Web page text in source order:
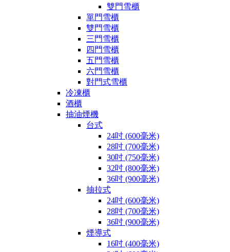
雙門雪櫃
單門雪櫃
雙門雪櫃
三門雪櫃
四門雪櫃
五門雪櫃
六門雪櫃
對門式雪櫃
冷凍櫃
酒櫃
抽油煙機
台式
24吋 (600毫米)
28吋 (700毫米)
30吋 (750毫米)
32吋 (800毫米)
36吋 (900毫米)
抽拉式
24吋 (600毫米)
28吋 (700毫米)
36吋 (900毫米)
煙導式
16吋 (400毫米)